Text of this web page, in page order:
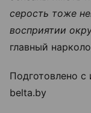
серость тоже
восприятии
главный
Подготовлено с
belta.by